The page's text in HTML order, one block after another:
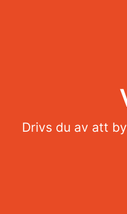
Drivs du av att